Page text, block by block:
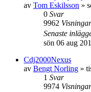
av Tom Eskilsson »
0 Svar
9962 Visningar
Senaste
sön 06 aug
Cdj2000Nexus
av Bengt Norling »
1 Svar
9974 Visningar